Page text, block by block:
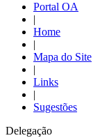
Portal OA
|
Home
|
Mapa do Site
|
Links
|
Sugestões
Delegação